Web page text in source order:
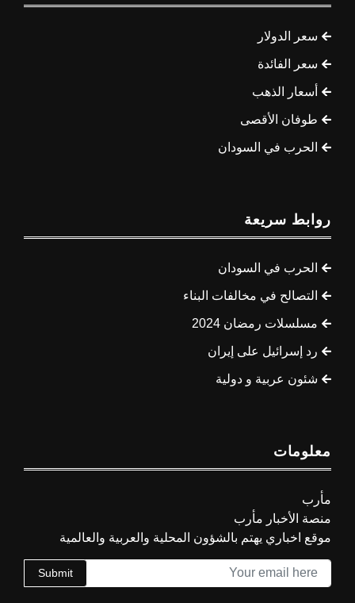
سعر الدولار
سعر الفائدة
أسعار الذهب
طوفان الأقصى
الحرب في السودان
روابط سريعة
الحرب في السودان
التصالح في مخالفات البناء
مسلسلات رمضان 2024
رد إسرائيل على إيران
شئون عربية و دولية
معلومات
مأرب
منصة الأخبار مأرب
موقع اخباري يهتم بالشؤون المحلية والعربية والعالمية
Submit